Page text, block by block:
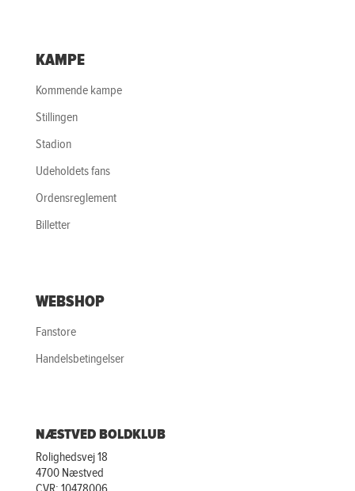
KAMPE
Kommende kampe
Stillingen
Stadion
Udeholdets fans
Ordensreglement
Billetter
WEBSHOP
Fanstore
Handelsbetingelser
NÆSTVED BOLDKLUB
Rolighedsvej 18
4700 Næstved